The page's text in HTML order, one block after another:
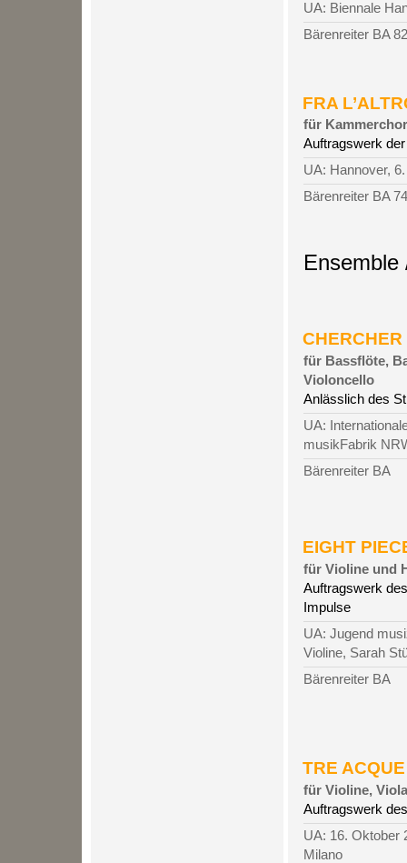
UA: Biennale
Bärenreiter BA
FRA
für
Auftragswerk
UA: Hannover,
Bärenreiter BA
für Bassflöte,
Violoncello
Anlässlich des
UA:
musikFabrik
Bärenreiter BA
EIGHT
für Violine und
Auftragswerk
Impulse
UA: Jugend
Violine, Sarah
Bärenreiter BA
TRE
für Violine,
Auftragswerk
UA: 16. Oktober
Milano